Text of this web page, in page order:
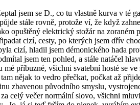
jsem se D., co tu vlastně kurva v té
stále rovně, protože ví, že když
opuštěný elektrický stožár na zoraném
cizí, cesty, po kterých jsem dřív
cizí, hladil jsem démonického hada
jsem ten pohled, a stále natáčel
mé příbuzné, všichni svatební hosté se
nějak to vedro přečkat, počkat až
zbavenou původního smyslu,
celý večer normální slovo, všichni